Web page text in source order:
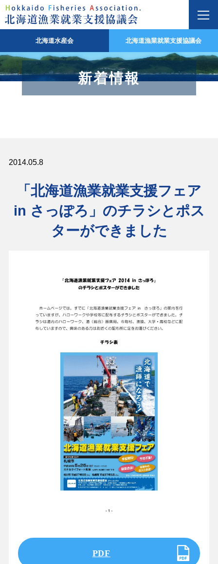
北海道水産会 北海道漁業就業支援協議会
新着情報
2014.05.8
「北海道漁業就業支援フェア
in さっぽろ」のチラシとポス
ターができました
PDF